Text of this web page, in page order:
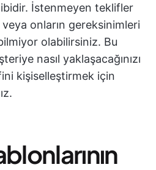
İstenmeyen teklifler
onların gereksinimleri
olabilirsiniz. Bu
nasıl yaklaşacağınızı
kişiselleştirmek için